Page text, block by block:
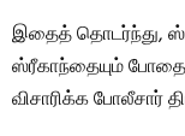
இதைத் தொடர்ந்து,
ஸ்ரீகாந்தையும்
விசாரிக்க போலீசார்